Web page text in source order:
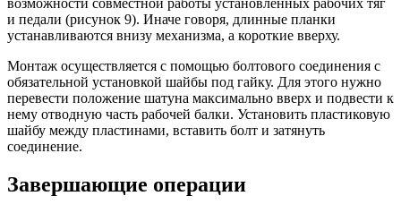
и педали (рисунок 9). Иначе говоря, длинные планки
устанавливаются внизу механизма, а короткие вверху.
Монтаж осуществляется с помощью болтового соединения с
обязательной установкой шайбы под гайку. Для этого нужно
перевести положение шатуна максимально вверх и подвести к
нему отводную часть рабочей балки. Установить пластиковую
шайбу между пластинами, вставить болт и затянуть
соединение.
Завершающие операции